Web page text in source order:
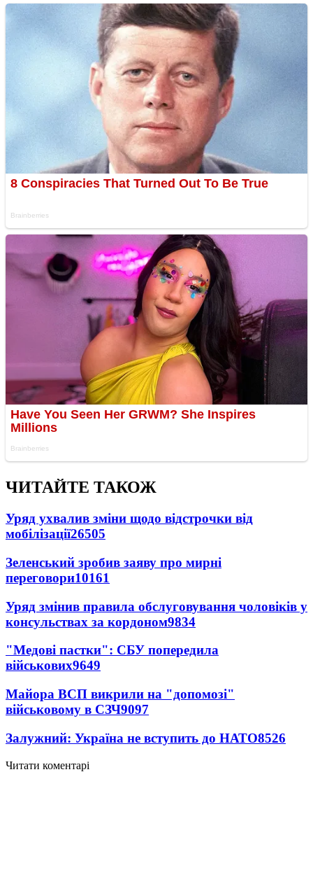
ЧИТАЙТЕ ТАКОЖ
Уряд ухвалив зміни щодо відстрочки від
мобілізації26505
Зеленський зробив заяву про мирні
переговори10161
Уряд змінив правила обслуговування чоловіків у
консульствах за кордоном9834
"Медові пастки": СБУ попередила
військових9649
Майора ВСП викрили на "допомозі"
військовому в СЗЧ9097
Залужний: Україна не вступить до НАТО8526
Читати коментарі